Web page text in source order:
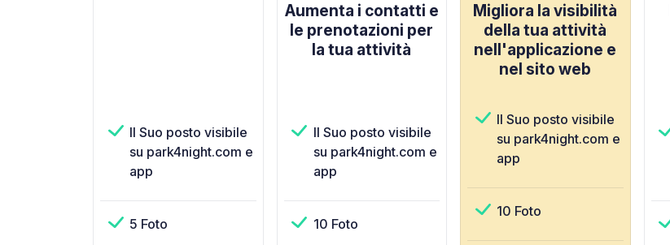
Il Suo posto visibile
su park4night.com e
app
5 Foto
Aumenta i contatti e
le prenotazioni per
la tua attività
Il Suo posto visibile
su park4night.com e
app
10 Foto
Migliora la visibilità
della tua attività
nell'applicazione e
nel sito web
Il Suo posto visibile
su park4night.com e
app
10 Foto